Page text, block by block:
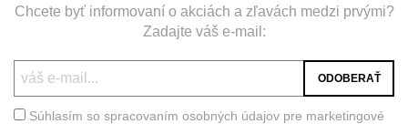
Chcete byť informovaní o akciách a zľavách medzi prvými?
Zadajte váš e-mail:
Súhlasím so spracovaním osobných údajov pre marketingové